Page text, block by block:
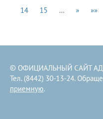
14
15 … » »»
© ОФИЦИАЛЬНЫЙ САЙТ
Тел. (8442) 30-13-24.
приемную.